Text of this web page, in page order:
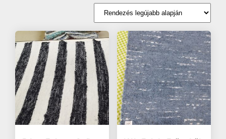
latest